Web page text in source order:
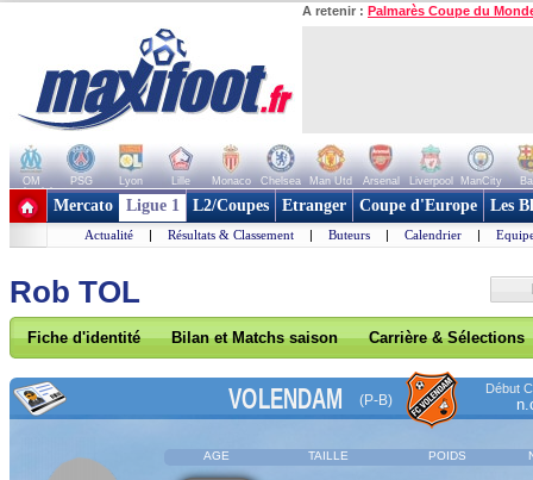
A retenir : Palmarès Coupe du
OM PSG Lyon Lille Monaco Chelsea Man Utd Arsenal Liverpool ManCity
+ de clubs
Mercato Ligue 1 L2/Coupes Etranger Coupe d'Europe Les
Actualité | Résultats & Classement | Buteurs | Calendrier |
Rob TOL
Fiche d'identité Bilan et Matchs saison Carrière & Sélections
VOLENDAM (P-B)
Début
AGE TAILLE POIDS